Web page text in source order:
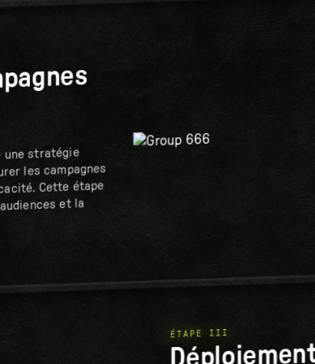
une stratégie
les campagnes
Cette étape
et la
ÉTAPE III